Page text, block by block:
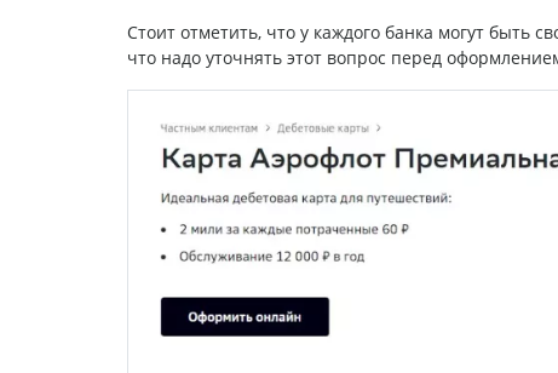
Стоит отметить, что у каждого банка могут быть
что надо уточнять этот вопрос перед